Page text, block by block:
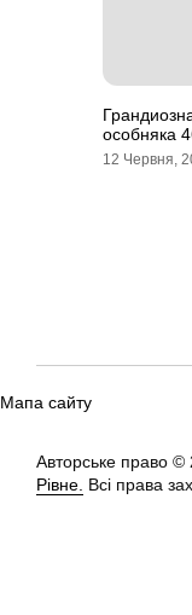
особняка
12 Червня,
Мапа сайту
Авторське право ©
Рівне. Всі права